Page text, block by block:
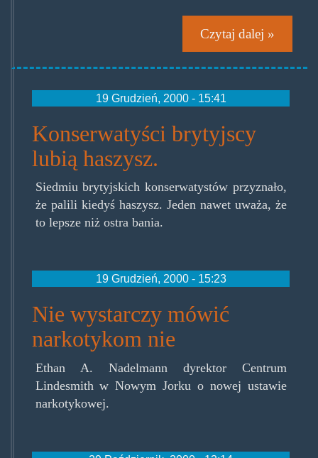
Czytaj dalej »
19 Grudzień, 2000 - 15:41
Konserwatyści brytyjscy
lubią haszysz.
Siedmiu brytyjskich konserwatystów przyznało,
że palili kiedyś haszysz. Jeden nawet uważa, że
to lepsze niż ostra bania.
19 Grudzień, 2000 - 15:23
Nie wystarczy mówić
narkotykom nie
Ethan A. Nadelmann dyrektor Centrum
Lindesmith w Nowym Jorku o nowej ustawie
narkotykowej.